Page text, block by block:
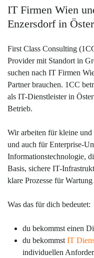
IT Firmen Wien
Enzersdorf in
First Class Consulting
Provider mit Standort in
suchen nach IT Firmen
Partner brauchen. 1CC
als IT-Dienstleister in
Betrieb.
Wir arbeiten für kleine
und auch für Enterprise-
Informationstechnologie,
Basis, sichere IT-
klare Prozesse für
Was das für dich bedeutet:
du bekommst einen
du bekommst IT
individuellen